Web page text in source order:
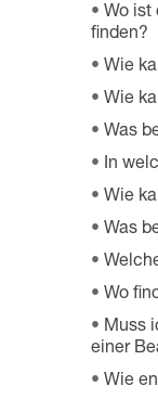
Wo ist
finden?
Wie
Wie
Was
In
Wie
Was
Wo
Muss
einer
Wie